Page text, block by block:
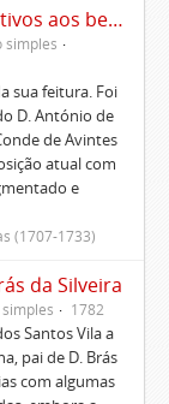
Inventário dos títulos relativos aos bens pertencentes aos Morgados administrados pelo Conde de Avintes
simples
sua feitura. Foi
D. António de
de Avintes
atual com
e
(1707-1733)
da Silveira
1782
Santos Vila a
pai de D. Brás
com algumas